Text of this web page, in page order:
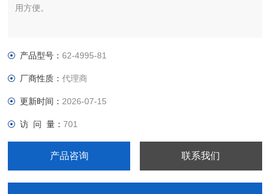
用方便。
产品型号：62-4995-81
厂商性质：代理商
更新时间： 2026-07-15
访 问 量：701
产品咨询 联系我们